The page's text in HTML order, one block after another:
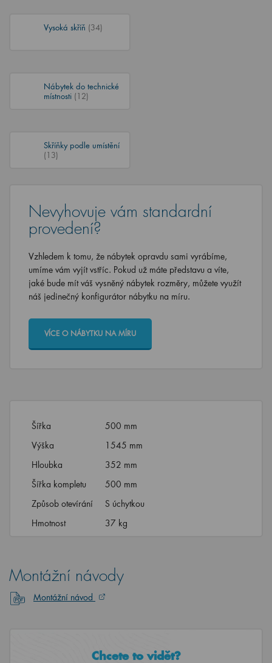
Vysoká skříň (34)
Nábytek do technické
místnosti (12)
Skříňky podle umístění
(13)
Nevyhovuje vám standardní
provedení?
Vzhledem k tomu, že nábytek opravdu sami vyrábíme,
umíme vám vyjít vstříc. Pokud už máte představu a víte,
jaké bude mít váš vysněný nábytek rozměry, můžete využít
náš jedinečný konfigurátor nábytku na míru.
VÍCE O NÁBYTKU NA MÍRU
Šířka
500 mm
Výška
1545 mm
Hloubka
352 mm
Šířka kompletu
500 mm
Způsob otevírání
S úchytkou
Hmotnost
37 kg
Montážní návody
Montážní návod
Chcete to vidět?